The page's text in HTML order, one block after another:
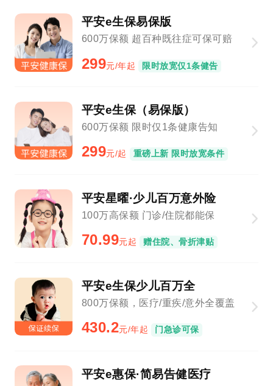
平安e生保易保版
600万保额 超百种既往症可保可赔
299元/年起 限时放宽仅1条健告
平安e生保（易保版）
600万保额 限时仅1条健康告知
299元/起 重磅上新 限时放宽条件
平安星曜·少儿百万意外险
100万高保额 门诊/住院都能保
70.99元起 赠住院、骨折津贴
平安e生保少儿百万全
800万保额，医疗/重疾/意外全覆盖
430.2元/年起 门急诊可保
平安e惠保·简易告健医疗